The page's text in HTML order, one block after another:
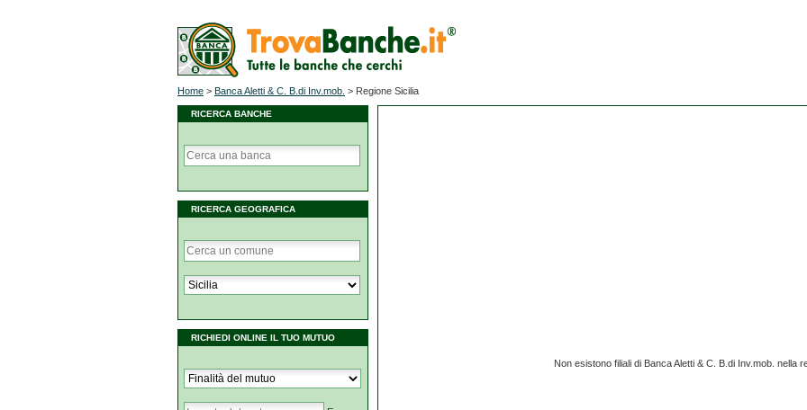
Home > Banca Aletti & C. B.di Inv.mob. > Regione Sicilia
RICERCA BANCHE
RICERCA GEOGRAFICA
RICHIEDI ONLINE IL TUO MUTUO
Non esistono filiali di Banca Aletti & C. B.di Inv.mob. nella